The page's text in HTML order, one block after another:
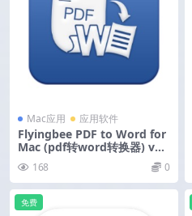
Mac应用 应用软件
Flyingbee PDF to Word for
Mac (pdf转word转换器) v1
168 0
免费